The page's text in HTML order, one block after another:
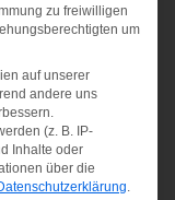
Angebot!
CF K
zu freiwilligen
um
auf unserer
andere uns
(z. B. IP-
Inhalte oder
über die